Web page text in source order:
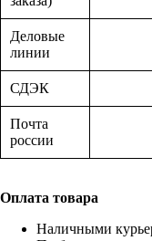
Деловые
линии
СДЭК
Почта
россии
Оплата товара
Наличными